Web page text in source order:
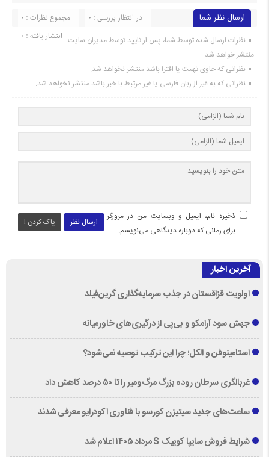
ارسال نظر شما مجموع نظرات : 0
در انتظار بررسی : 0
انتشار یافته : 0 نظرات ارسال شده توسط شما، پس از تایید توسط مدیران سایت
منتشر خواهد شد.
نظراتی که حاوی تهمت یا افترا باشد منتشر نخواهد شد.
نظراتی که به غیر از زبان فارسی یا غیر مرتبط با خبر باشد منتشر نخواهد شد.
ارسال نظر پاک کردن !
ذخیره نام، ایمیل و وبسایت من در مرورگر
برای زمانی که دوباره دیدگاهی می‌نویسم.
آخرین اخبار
اولویت قزاقستان در جذب سرمایه‌گذاری گرین‌فیلد
جهش سود آرامکو و بی‌پی از درگیری‌های خاورمیانه
استامینوفن و الکل؛ چرا این ترکیب توصیه نمی‌شود؟
غربالگری سرطان روده بزرگ مرگ‌ومیر را تا ۵۰ درصد کاهش داد
ساعت‌های جدید سیتیزن کورسو با فناوری اکودرایو معرفی شدند
شرایط فروش سایپا کوییک S مرداد ۱۴۰۵ اعلام شد